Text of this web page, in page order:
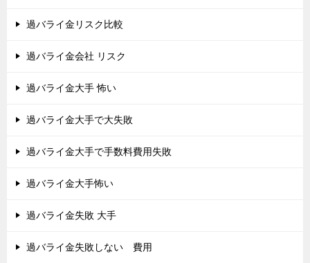
過バライ金リスク比較
過バライ金会社 リスク
過バライ金大手 怖い
過バライ金大手で大失敗
過バライ金大手で手数料費用失敗
過バライ金大手怖い
過バライ金失敗 大手
過バライ金失敗しない 費用